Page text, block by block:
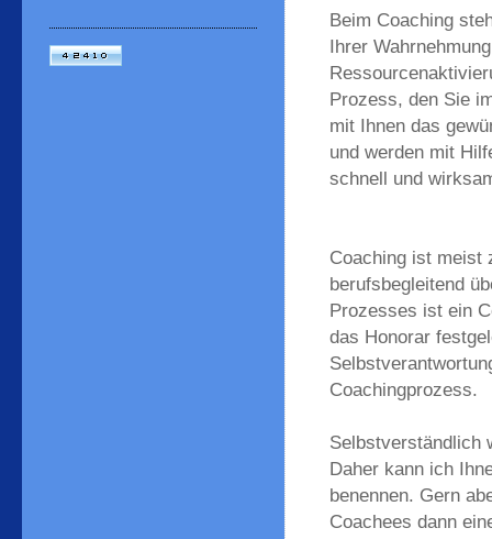
Beim Coaching
Ihrer
Prozess, den Sie
mit Ihnen das
und werden mit
schnell und
Coaching ist meist
berufsbegleitend
Prozesses ist ein
das Honorar
Coachingprozess.
Selbstverständlich
Daher kann ich
benennen. Gern
Coachees dann